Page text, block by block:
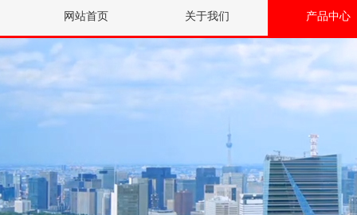
网站首页 关于我们 产品中心